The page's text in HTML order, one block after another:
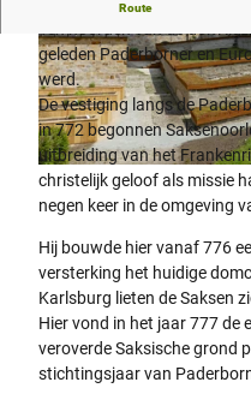
© Verkehrsverein Paderborn e.V., K. H.
Route
geleden Paderborner en
werd.
De vestiging langs de
in 772 begonnen
uitbreiding van het
christelijk geloof als missie
negen keer in de omgeving
Hij bouwde hier vanaf 776
versterking het huidige
Karlsburg lieten de Saksen
Hier vond in het jaar 777 de
veroverde Saksische grond
stichtingsjaar van